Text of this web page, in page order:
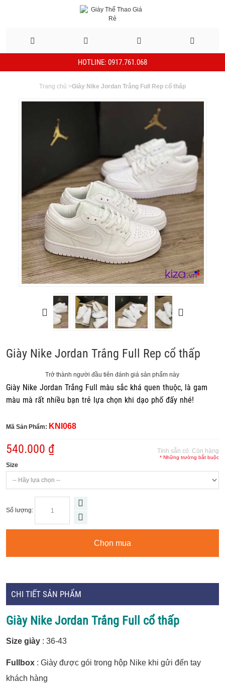
HOTLINE: 0917.761.068
Trang chủ >Giày Nike Jordan Trắng Full Rep cổ thấp
Giày Nike Jordan Trắng Full Rep cổ thấp
Trở thành người đầu tiên đánh giá sản phẩm này
Giày Nike Jordan Trắng Full màu sắc khá quen thuộc, là gam
màu mà rất nhiều bạn trẻ lựa chọn khi dạo phố đấy nhé!
Mã Sản Phẩm: KNI068
Tính sẵn có: Còn hàng
540.000 ₫
Size
* Những trường bắt buộc
Số lượng:
Chọn mua
CHI TIẾT SẢN PHẨM
Giày Nike Jordan Trắng Full cổ thấp
Size giày : 36-43
Fullbox : Giày được gói trong hộp Nike khi gửi đến tay
khách hàng